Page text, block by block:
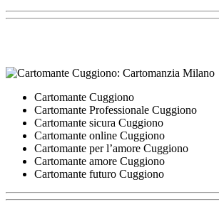
Cartomante Cuggiono
Cartomante Professionale Cuggiono
Cartomante sicura Cuggiono
Cartomante online Cuggiono
Cartomante per l’amore Cuggiono
Cartomante amore Cuggiono
Cartomante futuro Cuggiono